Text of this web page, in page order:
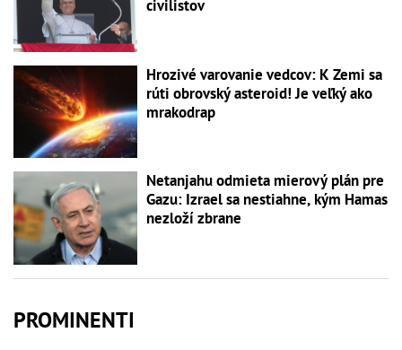
civilistov
Hrozivé varovanie vedcov: K Zemi sa
rúti obrovský asteroid! Je veľký ako
mrakodrap
Netanjahu odmieta mierový plán pre
Gazu: Izrael sa nestiahne, kým Hamas
nezloží zbrane
PROMINENTI